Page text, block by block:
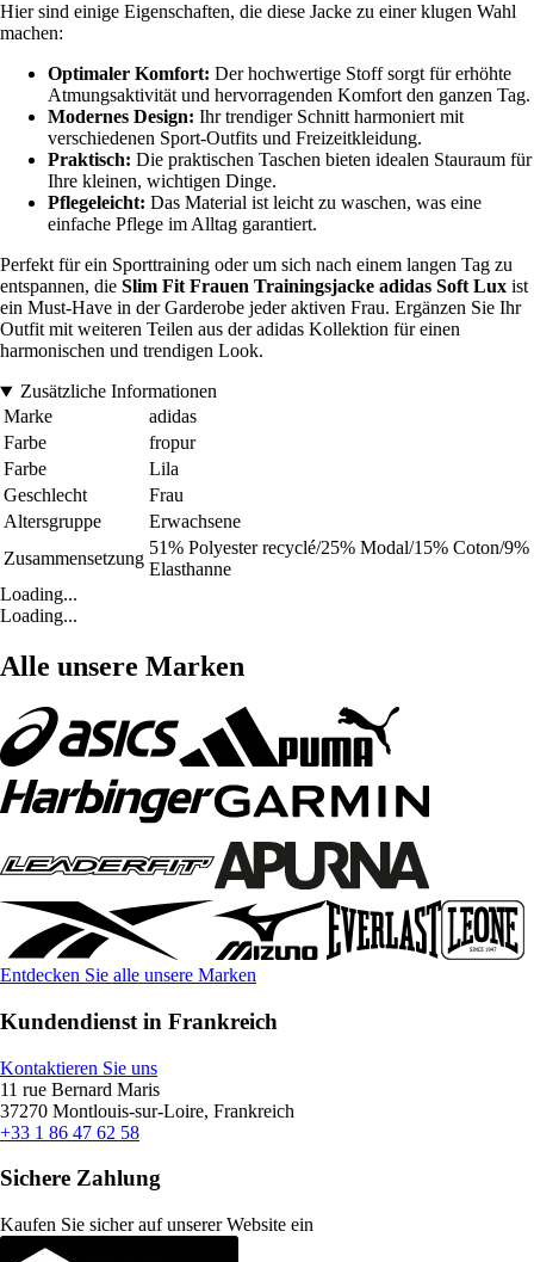
Hier sind einige Eigenschaften, die diese Jacke zu einer klugen Wahl
machen:
Optimaler Komfort: Der hochwertige Stoff sorgt für erhöhte
Atmungsaktivität und hervorragenden Komfort den ganzen Tag.
Modernes Design: Ihr trendiger Schnitt harmoniert mit
verschiedenen Sport-Outfits und Freizeitkleidung.
Praktisch: Die praktischen Taschen bieten idealen Stauraum für
Ihre kleinen, wichtigen Dinge.
Pflegeleicht: Das Material ist leicht zu waschen, was eine
einfache Pflege im Alltag garantiert.
Perfekt für ein Sporttraining oder um sich nach einem langen Tag zu
entspannen, die Slim Fit Frauen Trainingsjacke adidas Soft Lux ist
ein Must-Have in der Garderobe jeder aktiven Frau. Ergänzen Sie Ihr
Outfit mit weiteren Teilen aus der adidas Kollektion für einen
harmonischen und trendigen Look.
Zusätzliche Informationen
Marke
adidas
Farbe
fropur
Farbe
Lila
Geschlecht
Frau
Altersgruppe
Erwachsene
Zusammensetzung
51% Polyester recyclé/25% Modal/15% Coton/9%
Elasthanne
Loading...
Loading...
Alle unsere Marken
Entdecken Sie alle unsere Marken
Kundendienst in Frankreich
Kontaktieren Sie uns
11 rue Bernard Maris
37270 Montlouis-sur-Loire, Frankreich
+33 1 86 47 62 58
Sichere Zahlung
Kaufen Sie sicher auf unserer Website ein